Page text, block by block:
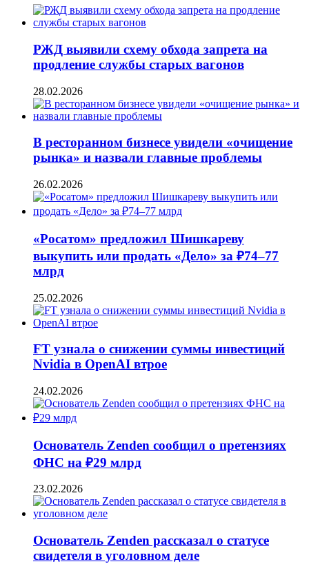
РЖД выявили схему обхода запрета на
продление службы старых вагонов
28.02.2026
В ресторанном бизнесе увидели «очищение
рынка» и назвали главные проблемы
26.02.2026
«Росатом» предложил Шишкареву
выкупить или продать «Дело» за ₽74–77
млрд
25.02.2026
FT узнала о снижении суммы инвестиций
Nvidia в OpenAI втрое
24.02.2026
Основатель Zenden сообщил о претензиях
ФНС на ₽29 млрд
23.02.2026
Основатель Zenden рассказал о статусе
свидетеля в уголовном деле